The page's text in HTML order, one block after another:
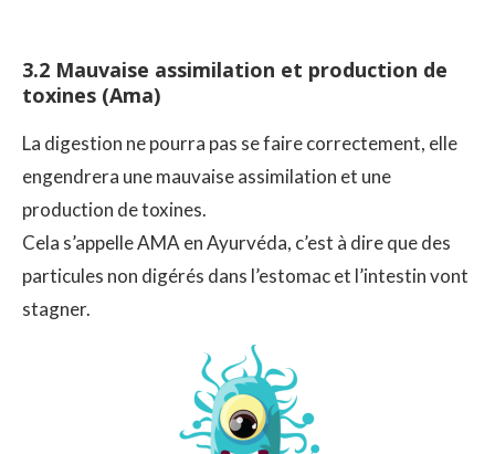
3.2 Mauvaise assimilation et production de
toxines (Ama)
La digestion ne pourra pas se faire correctement, elle
engendrera une mauvaise assimilation et une
production de toxines.
Cela s’appelle AMA en Ayurvéda, c’est à dire que des
particules non digérés dans l’estomac et l’intestin vont
stagner.